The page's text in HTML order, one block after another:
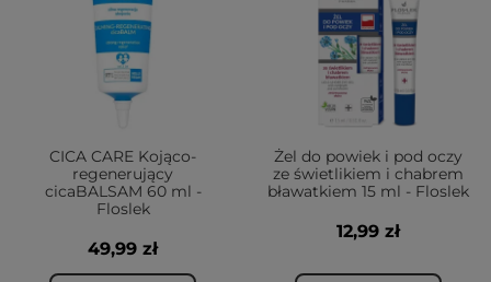
CICA CARE Kojąco-
regenerujący
cicaBALSAM 60 ml -
Floslek
49,99 zł
Żel do powiek i pod oczy
ze świetlikiem i chabrem
bławatkiem 15 ml - Floslek
12,99 zł